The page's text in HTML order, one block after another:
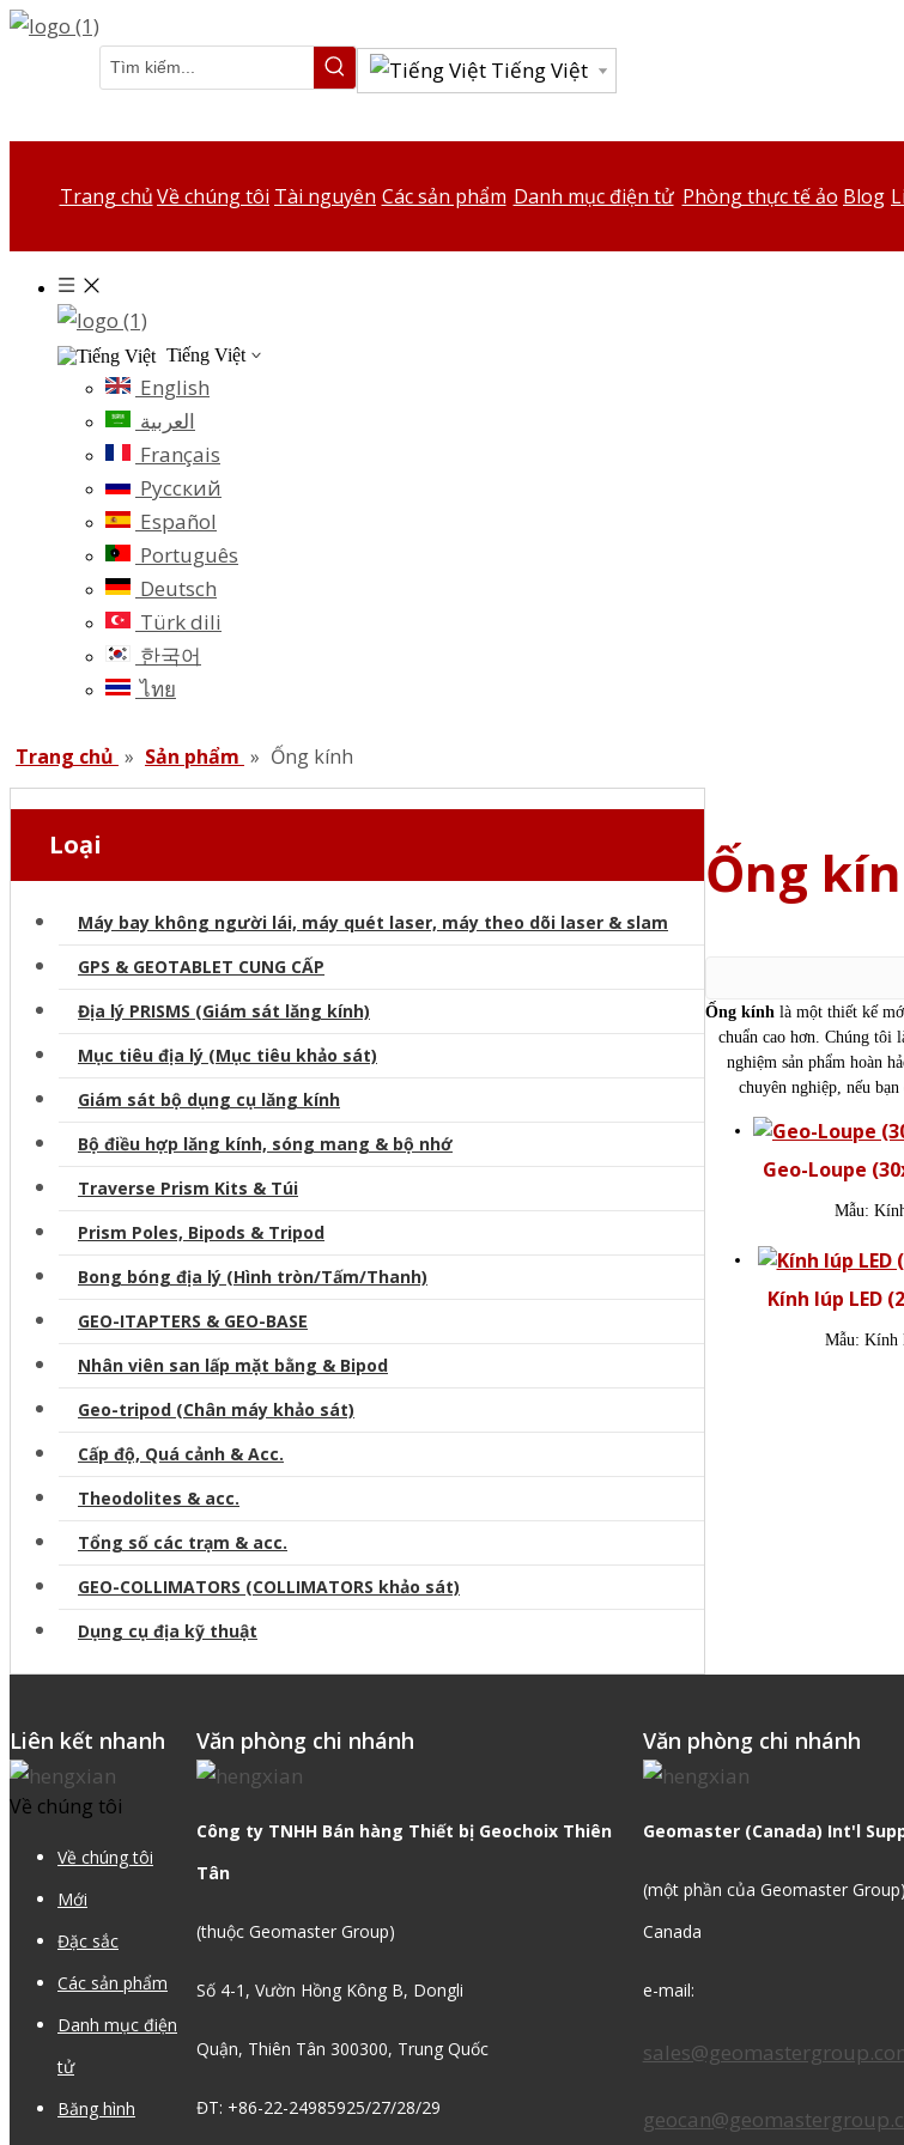
Tiếng Việt
Trang chủVề chúng tôi Tài nguyên Các sản phẩm Danh mục điện tử Phòng thực tế ảo Blog
Tiếng Việt
English
العربية
Français
Pусский
Español
Português
Deutsch
Türk dili
한국어
ไทย
Trang chủ » Sản phẩm » Ống kính
Loại
Máy bay không người lái, máy quét laser, máy theo dõi laser & slam
GPS & GEOTABLET CUNG CẤP
Địa lý PRISMS (Giám sát lăng kính)
Mục tiêu địa lý (Mục tiêu khảo sát)
Giám sát bộ dụng cụ lăng kính
Bộ điều hợp lăng kính, sóng mang & bộ nhớ
Traverse Prism Kits & Túi
Prism Poles, Bipods & Tripod
Bong bóng địa lý (Hình tròn/Tấm/Thanh)
GEO-ITAPTERS & GEO-BASE
Nhân viên san lấp mặt bằng & Bipod
Geo-tripod (Chân máy khảo sát)
Cấp độ, Quá cảnh & Acc.
Theodolites & acc.
Tổng số các trạm & acc.
GEO-COLLIMATORS (COLLIMATORS khảo sát)
Dụng cụ địa kỹ thuật
Ống
Ống kính là một thiết kế
chuẩn cao hơn. Chúng tôi
nghiệm sản phẩm hoàn
chuyên nghiệp, nếu
Geo-Loupe
Mẫu:
Kính lúp LED
Mẫu: Kính
Liên kết nhanh
Về chúng tôi
Về chúng tôi
Mới
Đặc sắc
Các sản phẩm
Danh mục điện
tử
Băng hình
Văn phòng chi nhánh
Công ty TNHH Bán hàng Thiết bị Geochoix Thiên
Tân
(thuộc Geomaster Group)
Số 4-1, Vườn Hồng Kông B, Dongli
Quận, Thiên Tân 300300, Trung Quốc
ĐT: +86-22-24985925/27/28/29
Văn phòng chi nhánh
Geomaster (Canada) Int'l
(một phần của Geomaster
Canada
e-mail: